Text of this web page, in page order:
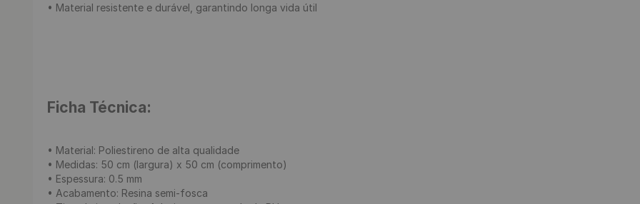
• Material resistente e durável, garantindo longa vida útil
Ficha Técnica:
• Material: Poliestireno de alta qualidade
• Medidas: 50 cm (largura) x 50 cm (comprimento)
• Espessura: 0.5 mm
• Acabamento: Resina semi-fosca